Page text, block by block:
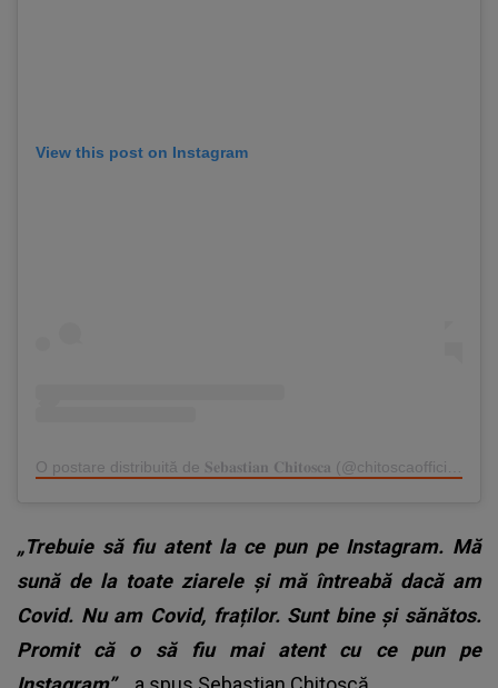
View this post on Instagram
„Trebuie să fiu atent la ce pun pe Instagram. Mă
sună de la toate ziarele și mă întreabă dacă am
Covid. Nu am Covid, fraților. Sunt bine și sănătos.
Promit că o să fiu mai atent cu ce pun pe